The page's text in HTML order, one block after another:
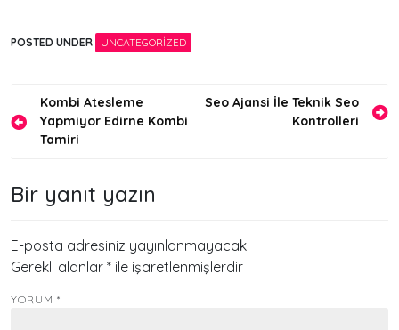
POSTED UNDER UNCATEGORIZED
Yazı
gezinmesi
Kombi Atesleme
Yapmiyor Edirne Kombi
Tamiri
Seo Ajansi İle Teknik Seo
Kontrolleri
Bir yanıt yazın
E-posta adresiniz yayınlanmayacak.
Gerekli alanlar * ile işaretlenmişlerdir
YORUM *